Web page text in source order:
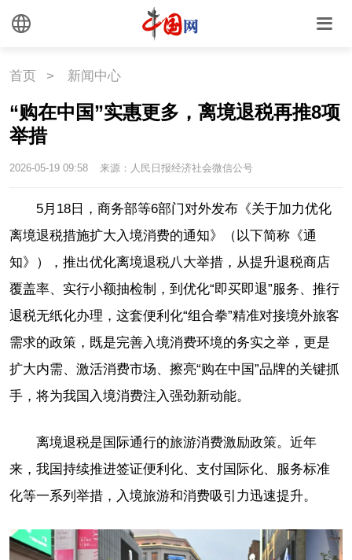
首页 > 新闻中心
“购在中国”实惠更多，离境退税再推8项
举措
2026-05-19 09:58 来源：人民日报经济社会微信公号
5月18日，商务部等6部门对外发布《关于加力优化
离境退税措施扩大入境消费的通知》（以下简称《通
知》），推出优化离境退税八大举措，从提升退税商店
覆盖率、实行小额抽检制，到优化“即买即退”服务、推行
退税无纸化办理，这套便利化“组合拳”精准对接境外旅客
需求的政策，既是完善入境消费环境的务实之举，更是
扩大内需、激活消费市场、擦亮“购在中国”品牌的关键抓
手，将为我国入境消费注入强劲新动能。
离境退税是国际通行的旅游消费激励政策。近年
来，我国持续推进签证便利化、支付国际化、服务标准
化等一系列举措，入境旅游和消费吸引力迅速提升。